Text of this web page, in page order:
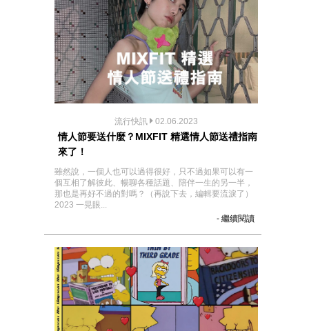
流行快訊 02.06.2023
情人節要送什麼？MIXFIT 精選情人節送禮指南
來了！
雖然說，一個人也可以過得很好，只不過如果可以有一
個互相了解彼此、暢聊各種話題、陪伴一生的另一半，
那也是再好不過的對嗎？（再說下去，編輯要流淚了）
2023 一晃眼...
- 繼續閱讀